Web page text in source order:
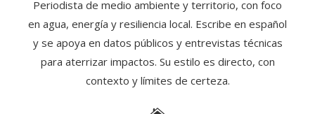
Periodista de medio ambiente y territorio, con foco
en agua, energía y resiliencia local. Escribe en español
y se apoya en datos públicos y entrevistas técnicas
para aterrizar impactos. Su estilo es directo, con
contexto y límites de certeza.